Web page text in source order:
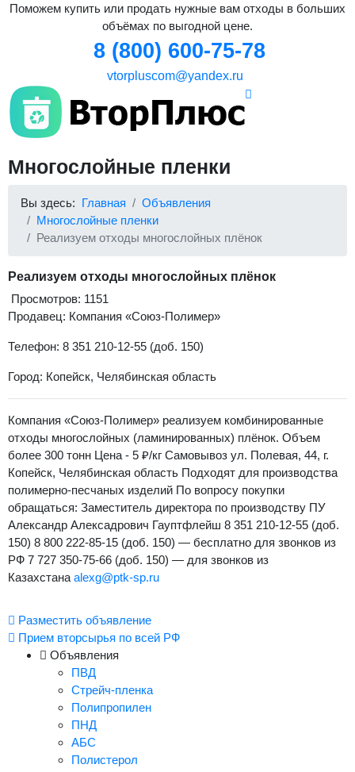
Поможем купить или продать нужные вам отходы в больших
объёмах по выгодной цене.
8 (800) 600-75-78
vtorpluscom@yandex.ru
Многослойные пленки
Вы здесь: Главная
Объявления
Многослойные пленки
Реализуем отходы многослойных плёнок
Реализуем отходы многослойных плёнок
Просмотров: 1151
Продавец: Компания «Союз-Полимер»
Телефон: 8 351 210-12-55 (доб. 150)
Город: Копейск, Челябинская область
Компания «Союз-Полимер» реализуем комбинированные
отходы многослойных (ламинированных) плёнок. Объем
более 300 тонн Цена - 5 ₽/кг Самовывоз ул. Полевая, 44, г.
Копейск, Челябинская область Подходят для производства
полимерно-песчаных изделий По вопросу покупки
обращаться: Заместитель директора по производству ПУ
Александр Алексадрович Гауптфлейш 8 351 210-12-55 (доб.
150) 8 800 222-85-15 (доб. 150) — бесплатно для звонков из
РФ 7 727 350-75-66 (доб. 150) — для звонков из
Казахстана alexg@ptk-sp.ru
Разместить объявление
Прием вторсырья по всей РФ
Объявления
ПВД
Стрейч-пленка
Полипропилен
ПНД
АБС
Полистерол